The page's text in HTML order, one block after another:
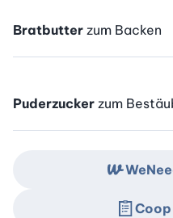
Bratbutter zum Backen
Puderzucker zum